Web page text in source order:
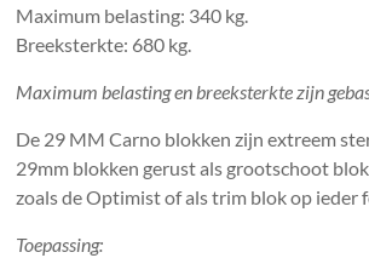
Maximum belasting: 340 kg.
Breeksterkte: 680 kg.
Maximum belasting en breeksterkte zijn
De 29 MM Carno blokken zijn extreem
29mm blokken gerust als grootschoot
zoals de Optimist of als trim blok op ieder
Toepassing: